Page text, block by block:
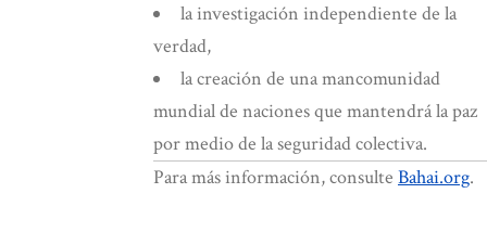
la investigación independiente de la
verdad,
la creación de una mancomunidad
mundial de naciones que mantendrá la paz
por medio de la seguridad colectiva.
Para más información, consulte Bahai.org.